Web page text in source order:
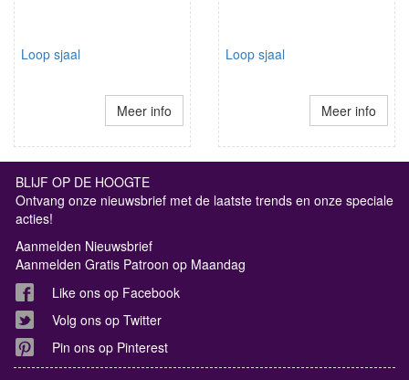
Loop sjaal
Meer info
Loop sjaal
Meer info
BLIJF OP DE HOOGTE
Ontvang onze nieuwsbrief met de laatste trends en onze speciale
acties!
Aanmelden Nieuwsbrief
Aanmelden Gratis Patroon op Maandag
Like ons op Facebook
Volg ons op Twitter
Pin ons op Pinterest